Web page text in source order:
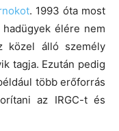
. 1993 óta most
élére nem
közel álló személy
tagja. Ezután pedig
több erőforrás
az IRGC-t és